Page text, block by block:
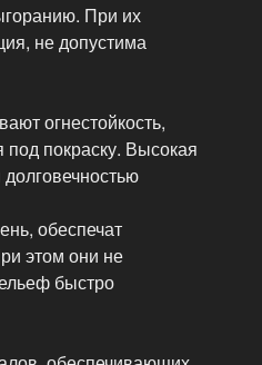
При их
не допустима
огнестойкость,
под покраску. Высокая
обеспечат
этом они не
быстро